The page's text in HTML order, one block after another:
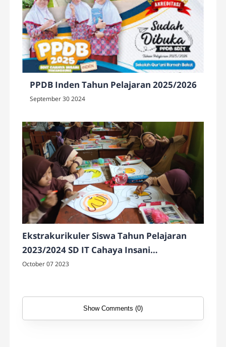
PPDB Inden Tahun Pelajaran 2025/2026
September 30 2024
Ekstrakurikuler Siswa Tahun Pelajaran
2023/2024 SD IT Cahaya Insani
Temanggung
October 07 2023
Show Comments (0)